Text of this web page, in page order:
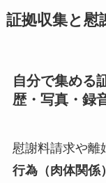
証拠収集と慰
自分で集める
歴・写真・録
慰謝料請求や離
行為（肉体関係